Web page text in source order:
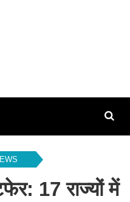
17 राज्यों में